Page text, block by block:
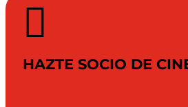

HAZTE SOCIO DE